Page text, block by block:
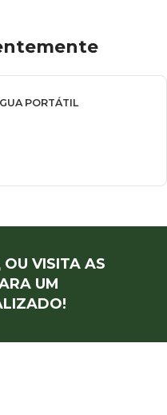
PORTÁTIL
OU VISITA AS
UM